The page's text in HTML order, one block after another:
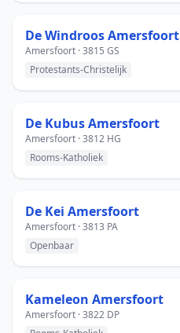
De Windroos Amersfoort
Amersfoort · 3815 GS
Protestants-Christelijk
De Kubus Amersfoort
Amersfoort · 3812 HG
Rooms-Katholiek
De Kei Amersfoort
Amersfoort · 3813 PA
Openbaar
Kameleon Amersfoort
Amersfoort · 3822 DP